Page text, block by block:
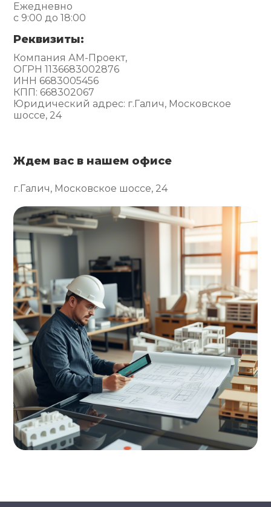
Ежедневно
с 9:00 до 18:00
Реквизиты:
Компания АМ-Проект,
ОГРН 1136683002876
ИНН 6683005456
КПП: 668302067
Юридический адрес: г.Галич, Московское
шоссе, 24
Ждем вас в нашем офисе
г.Галич, Московское шоссе, 24